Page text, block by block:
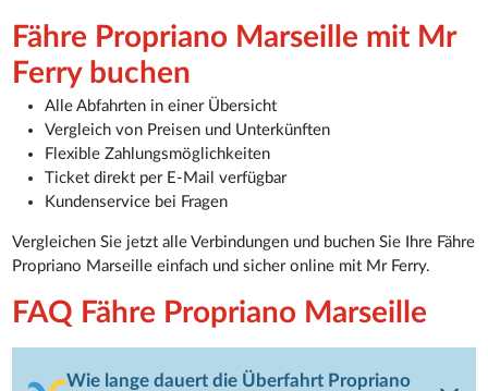
Fähre Propriano Marseille mit Mr
Ferry buchen
Alle Abfahrten in einer Übersicht
Vergleich von Preisen und Unterkünften
Flexible Zahlungsmöglichkeiten
Ticket direkt per E-Mail verfügbar
Kundenservice bei Fragen
Vergleichen Sie jetzt alle Verbindungen und buchen Sie Ihre Fähre
Propriano Marseille einfach und sicher online mit Mr Ferry.
FAQ Fähre Propriano Marseille
Wie lange dauert die Überfahrt Propriano